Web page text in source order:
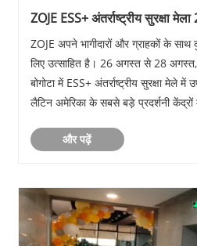
​ZOJE ESS+ अंतर्राष्ट्रीय सुरक्षा
ZOJE अपने भागीदारों और ग्राहकों के
लिए उत्साहित है। 26 अगस्त से 28
बोगोटा में ESS+ अंतर्राष्ट्रीय सुरक्षा मेले
लैटिन अमेरिका के सबसे बड़े प्रदर्शनी केंद्रों
और पढ़ें